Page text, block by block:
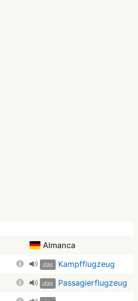
Almanca
das
Kampfflugzeug
das
Passagierflugzeug